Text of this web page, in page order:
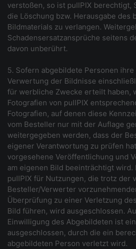
verstoßen, so ist pullPIX berechtigt,
die Löschung bzw. Herausgabe des
Bildmaterials zu verlangen.
Schadensersatzansprüche seitens
davon unberührt.
5. Sofern abgebildete Personen
Verwertung der Bildnisse
für werbliche Zwecke erteilt haben,
Fotografien von pullPIX
Fotografien, auf denen diese
vom Besteller nur mit der Auflage
weitergegeben werden, dass der
eigener Verantwortung zu prüfen
vorgesehene Veröffentlichung und
am eigenen Bild beeinträchtigt wird.
pullPIX für Nutzungen, die trotz der
Besteller/Verwerter
Überprüfung zu einer Verletzung
Bild führen, wird ausgeschlossen.
Einwilligung des Abgebildeten ist
ausgeschlossen, durch die ein
abgebildeten Person verletzt wird.